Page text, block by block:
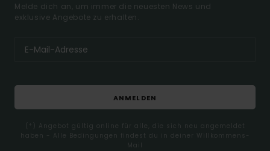
Melde dich an, um immer die neuesten News und
exklusive Angebote zu erhalten.
ANMELDEN
(*) Angebot gültig online für alle, die sich neu angemeldet
haben - Alle Bedingungen findest du in deiner Willkommens-
Mail